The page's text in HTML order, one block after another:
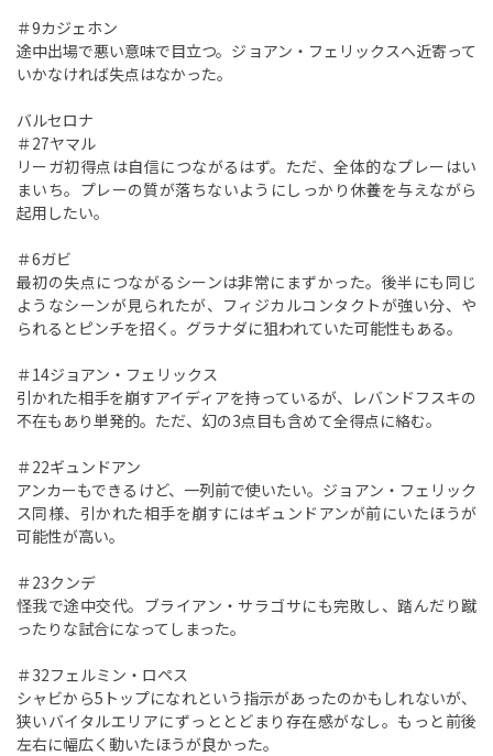
＃9カジェホン
途中出場で悪い意味で目立つ。ジョアン・フェリックスへ近寄って
いかなければ失点はなかった。
バルセロナ
＃27ヤマル
リーガ初得点は自信につながるはず。ただ、全体的なプレーはい
まいち。プレーの質が落ちないようにしっかり休養を与えながら
起用したい。
＃6ガビ
最初の失点につながるシーンは非常にまずかった。後半にも同じ
ようなシーンが見られたが、フィジカルコンタクトが強い分、や
られるとピンチを招く。グラナダに狙われていた可能性もある。
＃14ジョアン・フェリックス
引かれた相手を崩すアイディアを持っているが、レバンドフスキの
不在もあり単発的。ただ、幻の3点目も含めて全得点に絡む。
＃22ギュンドアン
アンカーもできるけど、一列前で使いたい。ジョアン・フェリック
ス同様、引かれた相手を崩すにはギュンドアンが前にいたほうが
可能性が高い。
＃23クンデ
怪我で途中交代。ブライアン・サラゴサにも完敗し、踏んだり蹴
ったりな試合になってしまった。
＃32フェルミン・ロペス
シャビから5トップになれという指示があったのかもしれないが、
狭いバイタルエリアにずっととどまり存在感がなし。もっと前後
左右に幅広く動いたほうが良かった。